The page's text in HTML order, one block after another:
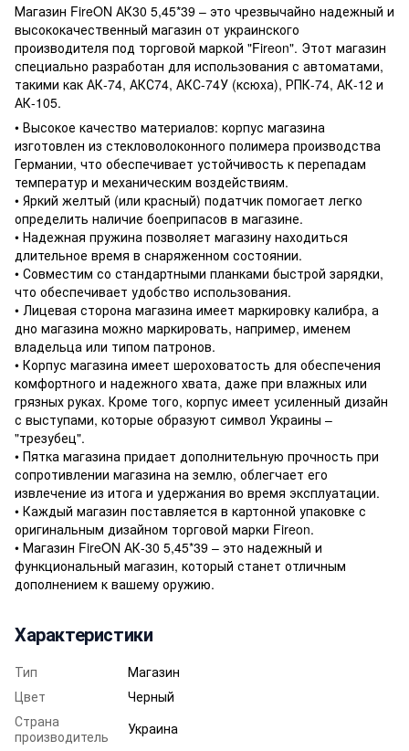
Магазин FireON АК30 5,45*39 – это чрезвычайно надежный и
высококачественный магазин от украинского
производителя под торговой маркой "Fireon". Этот магазин
специально разработан для использования с автоматами,
такими как АК-74, АКС74, АКС-74У (ксюха), РПК-74, АК-12 и
АК-105.
• Высокое качество материалов: корпус магазина
изготовлен из стекловолоконного полимера производства
Германии, что обеспечивает устойчивость к перепадам
температур и механическим воздействиям.
• Яркий желтый (или красный) податчик помогает легко
определить наличие боеприпасов в магазине.
• Надежная пружина позволяет магазину находиться
длительное время в снаряженном состоянии.
• Совместим со стандартными планками быстрой зарядки,
что обеспечивает удобство использования.
• Лицевая сторона магазина имеет маркировку калибра, а
дно магазина можно маркировать, например, именем
владельца или типом патронов.
• Корпус магазина имеет шероховатость для обеспечения
комфортного и надежного хвата, даже при влажных или
грязных руках. Кроме того, корпус имеет усиленный дизайн
с выступами, которые образуют символ Украины –
"трезубец".
• Пятка магазина придает дополнительную прочность при
сопротивлении магазина на землю, облегчает его
извлечение из итога и удержания во время эксплуатации.
• Каждый магазин поставляется в картонной упаковке с
оригинальным дизайном торговой марки Fireon.
• Магазин FireON АК-30 5,45*39 – это надежный и
функциональный магазин, который станет отличным
дополнением к вашему оружию.
Характеристики
Тип
Магазин
Цвет
Черный
Страна
производитель
Украина